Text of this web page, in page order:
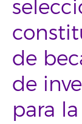
de
de
para